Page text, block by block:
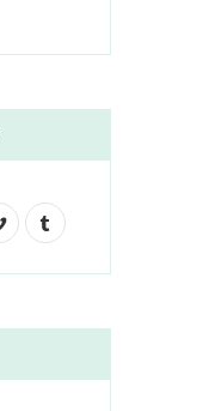
V
o
l